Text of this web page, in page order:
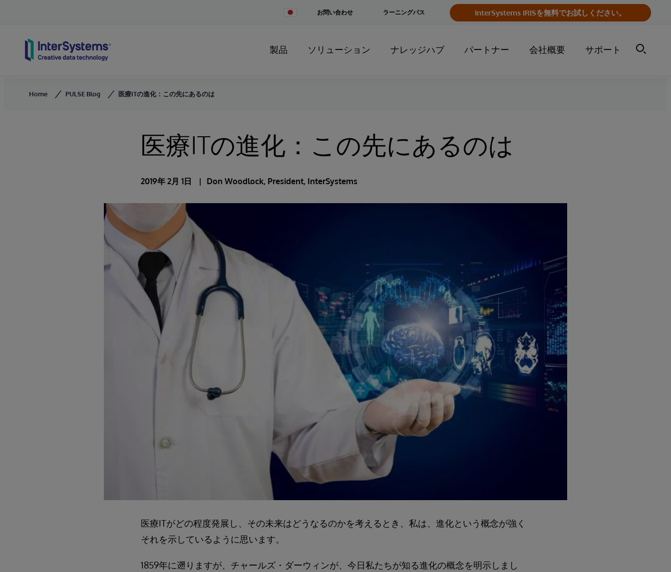
Change
お問い合わせ InterSystems IRISを無料でお試しください。
ラーニングパス
製品 ソリューション ナレッジハブ パートナー 会社概要 サポート
Home PULSE Blog 医療ITの進化：この先にあるのは
医療ITの進化：この先にあるのは
2019年 2月 1日 Don Woodlock, President, InterSystems
医療ITがどの程度発展し、その未来はどうなるのかを考えるとき、私は、進化という概念が強く
それを示しているように思います。
1859年に遡りますが、チャールズ・ダーウィンが、今日私たちが知る進化の概念を明示しまし